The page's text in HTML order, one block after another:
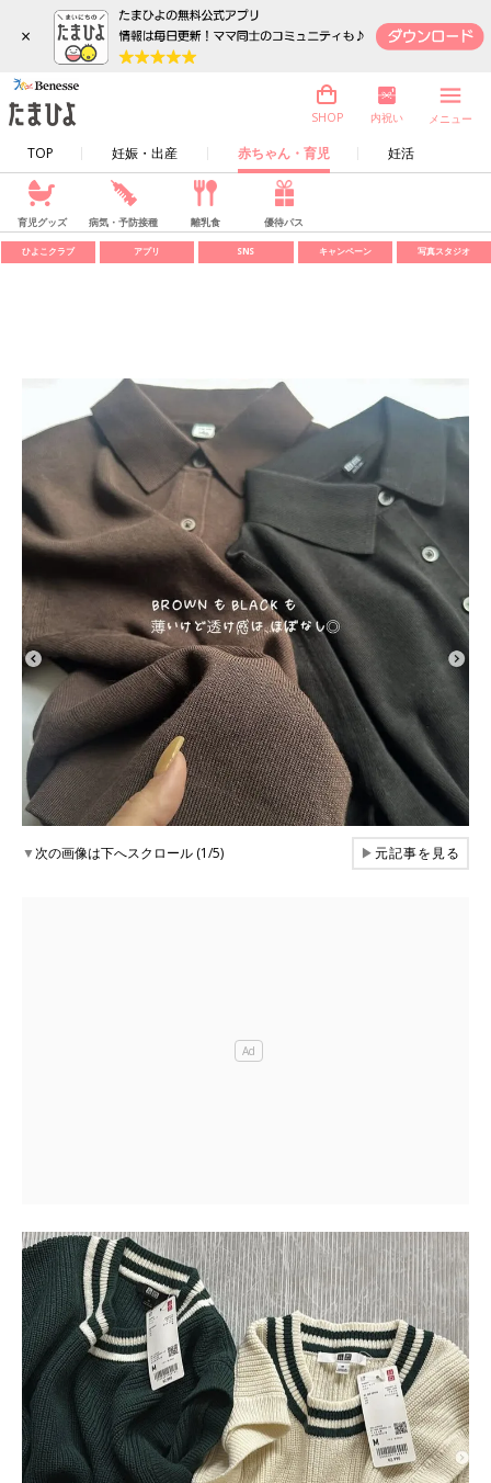
×
TOP 妊娠・出産 赤ちゃん・育児 妊活
SHOP 内祝い メニュー
育児グッズ 病気・予防接種 離乳食 優待パス
ひよこクラブ アプリ SNS キャンペーン 写真スタジオ
▼次の画像は下へスクロール (1/5) ▶元記事を見る